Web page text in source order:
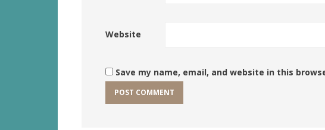
Website
Save my name, email, and website in this